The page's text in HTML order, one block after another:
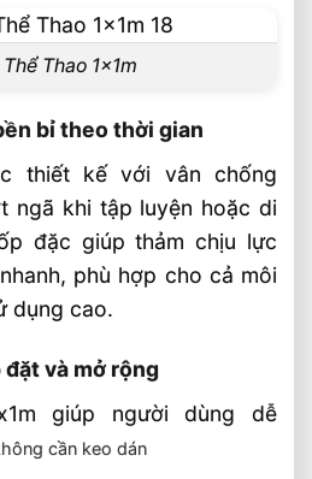
Thao 1x1m
bỉ theo thời gian
thiết kế với vân chống
ngã khi tập luyện hoặc di
đặc giúp thảm chịu lực
phù hợp cho cả môi
dụng cao.
và mở rộng
giúp người dùng dễ
cần keo dán